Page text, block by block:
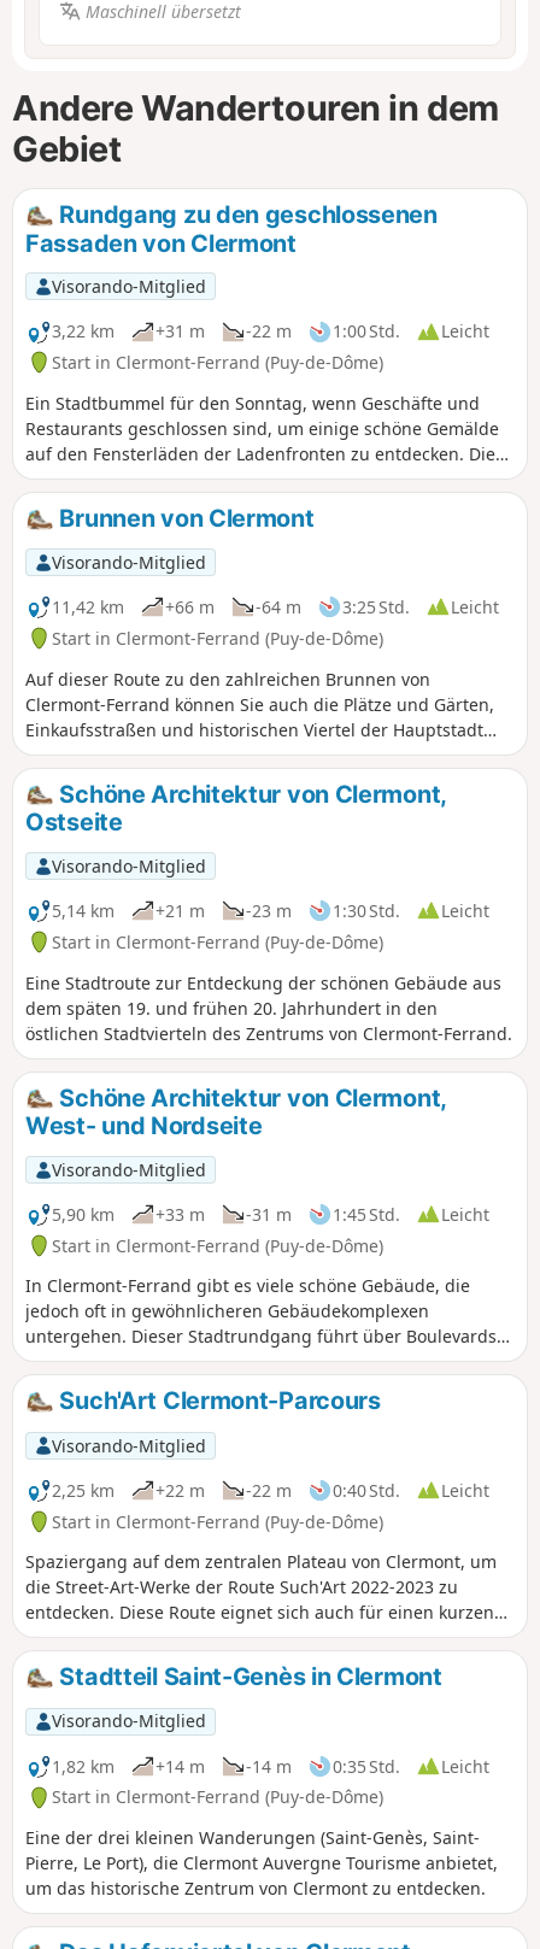
Maschinell übersetzt
Andere Wandertouren in dem
Gebiet
Rundgang zu den geschlossenen
Fassaden von Clermont
Visorando-Mitglied
3,22 km
+31 m -22 m 1:00 Std.
Leicht
Start in Clermont-Ferrand (Puy-de-Dôme)
Ein Stadtbummel für den Sonntag, wenn Geschäfte und
Restaurants geschlossen sind, um einige schöne Gemälde
auf den Fensterläden der Ladenfronten zu entdecken. Die
Route führt auch zu mehreren Wandmalereien in der
Altstadt von Clermont.
Brunnen von Clermont
Visorando-Mitglied
11,42 km
+66 m -64 m 3:25 Std.
Leicht
Start in Clermont-Ferrand (Puy-de-Dôme)
Auf dieser Route zu den zahlreichen Brunnen von
Clermont-Ferrand können Sie auch die Plätze und Gärten,
Einkaufsstraßen und historischen Viertel der Hauptstadt
der Auvergne entdecken.
Schöne Architektur von Clermont,
Ostseite
Visorando-Mitglied
5,14 km
+21 m -23 m 1:30 Std.
Leicht
Start in Clermont-Ferrand (Puy-de-Dôme)
Eine Stadtroute zur Entdeckung der schönen Gebäude aus
dem späten 19. und frühen 20. Jahrhundert in den
östlichen Stadtvierteln des Zentrums von Clermont-Ferrand.
Schöne Architektur von Clermont,
West- und Nordseite
Visorando-Mitglied
5,90 km
+33 m -31 m 1:45 Std.
Leicht
Start in Clermont-Ferrand (Puy-de-Dôme)
In Clermont-Ferrand gibt es viele schöne Gebäude, die
jedoch oft in gewöhnlicheren Gebäudekomplexen
untergehen. Dieser Stadtrundgang führt über Boulevards
und Straßen, die sich durch ihren architektonischen
Reichtum auszeichnen. Obwohl dieser Rundgang eher der
Zeit vom Ende des 19. bis zum Beginn des 20. Jahrhunderts
gewidmet ist, führt die Route auch durch einige Straßen
des historischen Zentrums, die von älteren Gebäuden
gesäumt sind. Die vorgeschlagene Route erkundet
insbesondere den Westen und Norden des Zentrums von
Clermont-Ferrand.
Such'Art Clermont-Parcours
Visorando-Mitglied
2,25 km
+22 m -22 m 0:40 Std.
Leicht
Start in Clermont-Ferrand (Puy-de-Dôme)
Spaziergang auf dem zentralen Plateau von Clermont, um
die Street-Art-Werke der Route Such'Art 2022-2023 zu
entdecken. Diese Route eignet sich auch für einen kurzen
Besuch des historischen Zentrums von Clermont.
Stadtteil Saint-Genès in Clermont
Visorando-Mitglied
1,82 km
+14 m -14 m 0:35 Std.
Leicht
Start in Clermont-Ferrand (Puy-de-Dôme)
Eine der drei kleinen Wanderungen (Saint-Genès, Saint-
Pierre, Le Port), die Clermont Auvergne Tourisme anbietet,
um das historische Zentrum von Clermont zu entdecken.